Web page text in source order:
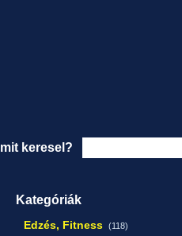
mit keresel?
Kategóriák
Edzés, Fitness (118)